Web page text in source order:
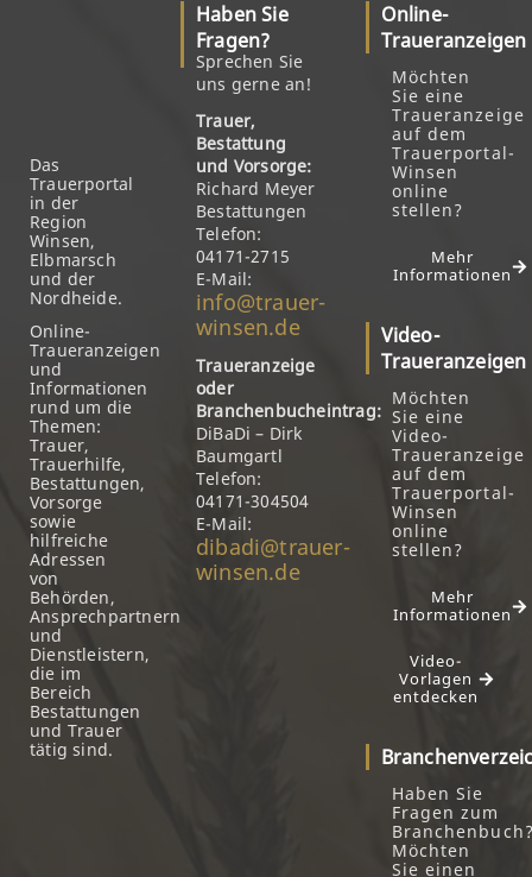
Das
Trauerportal
in der
Region
Winsen,
Elbmarsch
und der
Nordheide.
Online-
Traueranzeigen
und
Informationen
rund um die
Themen:
Trauer,
Trauerhilfe,
Bestattungen,
Vorsorge
sowie
hilfreiche
Adressen
von
Behörden,
Ansprechpartnern
und
Dienstleistern,
die im
Bereich
Bestattungen
und Trauer
tätig sind.
Haben Sie
Fragen?
Sprechen Sie
uns gerne an!
Trauer,
Bestattung
und Vorsorge:
Richard Meyer
Bestattungen
Telefon:
04171-2715
E-Mail:
info@trauer-
winsen.de
Traueranzeige
oder
Branchenbucheintrag:
DiBaDi – Dirk
Baumgartl
Telefon:
04171-304504
E-Mail:
dibadi@trauer-
winsen.de
Online-
Traueranzeigen
Möchten
Sie eine
Traueranzeige
auf dem
Trauerportal-
Winsen
online
stellen?
Mehr
Informationen
Video-
Traueranzeigen
Möchten
Sie eine
Video-
Traueranzeige
auf dem
Trauerportal-
Winsen
online
stellen?
Mehr
Informationen
Video-
Vorlagen
entdecken
Haben Sie
Fragen zum
Möchten
Sie einen